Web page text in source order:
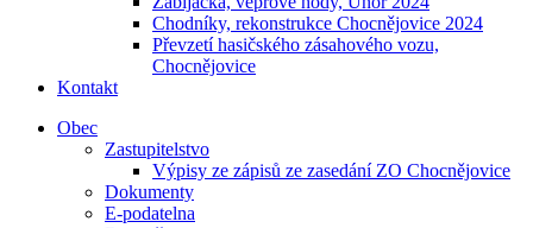
Chodníky, rekonstrukce Chocnějovice 2024
Převzetí hasičského zásahového vozu,
Chocnějovice
Kontakt
Obec
Zastupitelstvo
Výpisy ze zápisů ze zasedání ZO Chocnějovice
Dokumenty
E-podatelna